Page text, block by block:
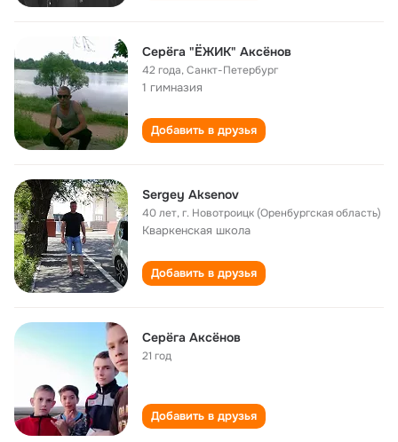
Серёга "ЁЖИК" Аксёнов
42 года,Санкт-Петербург
1 гимназия
Добавить в друзья
Sergey Аksenov
40 лет,г. Новотроицк (Оренбургская область)
Кваркенская школа
Добавить в друзья
Серёга Аксёнов
21 год
Добавить в друзья